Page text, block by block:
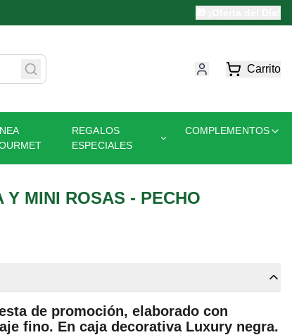
Carrito
REGALOS
ESPECIALES
COMPLEMENTOS
Y MINI ROSAS - PECHO
de promoción, elaborado con
fino. En caja decorativa Luxury negra.